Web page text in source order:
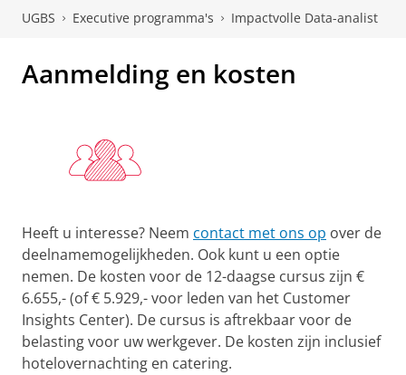
UGBS Executive programma's Impactvolle Data-analist
Aanmelding en kosten
Heeft u interesse? Neem contact met ons op over de
deelnamemogelijkheden. Ook kunt u een optie
nemen. De kosten voor de 12-daagse cursus zijn €
6.655,- (of € 5.929,- voor leden van het Customer
Insights Center). De cursus is aftrekbaar voor de
belasting voor uw werkgever. De kosten zijn inclusief
hotelovernachting en catering.